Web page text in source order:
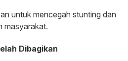
untuk mencegah stunting dan
masyarakat.
Dibagikan